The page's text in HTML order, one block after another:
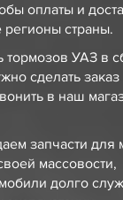
оплаты и
страны.
тормозов УАЗ в
сделать заказ
в наш
запчасти для
массовости,
долго